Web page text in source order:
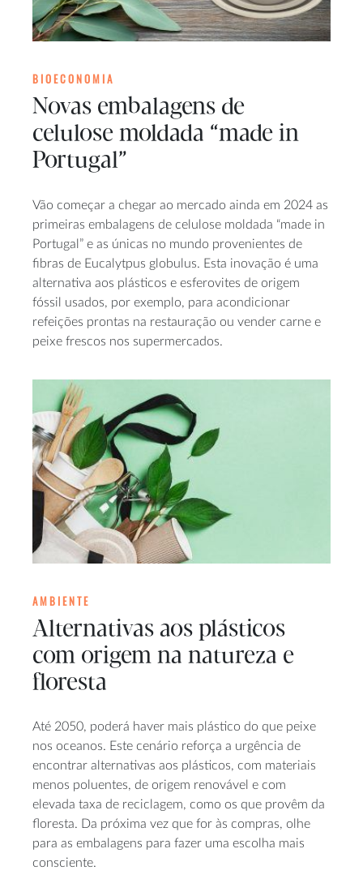
BIOECONOMIA
Novas embalagens de
celulose moldada “made in
Portugal”
Vão começar a chegar ao mercado ainda em 2024 as
primeiras embalagens de celulose moldada “made in
Portugal” e as únicas no mundo provenientes de
fibras de Eucalytpus globulus. Esta inovação é uma
alternativa aos plásticos e esferovites de origem
fóssil usados, por exemplo, para acondicionar
refeições prontas na restauração ou vender carne e
peixe frescos nos supermercados.
AMBIENTE
Alternativas aos plásticos
com origem na natureza e
floresta
Até 2050, poderá haver mais plástico do que peixe
nos oceanos. Este cenário reforça a urgência de
encontrar alternativas aos plásticos, com materiais
menos poluentes, de origem renovável e com
elevada taxa de reciclagem, como os que provêm da
floresta. Da próxima vez que for às compras, olhe
para as embalagens para fazer uma escolha mais
consciente.